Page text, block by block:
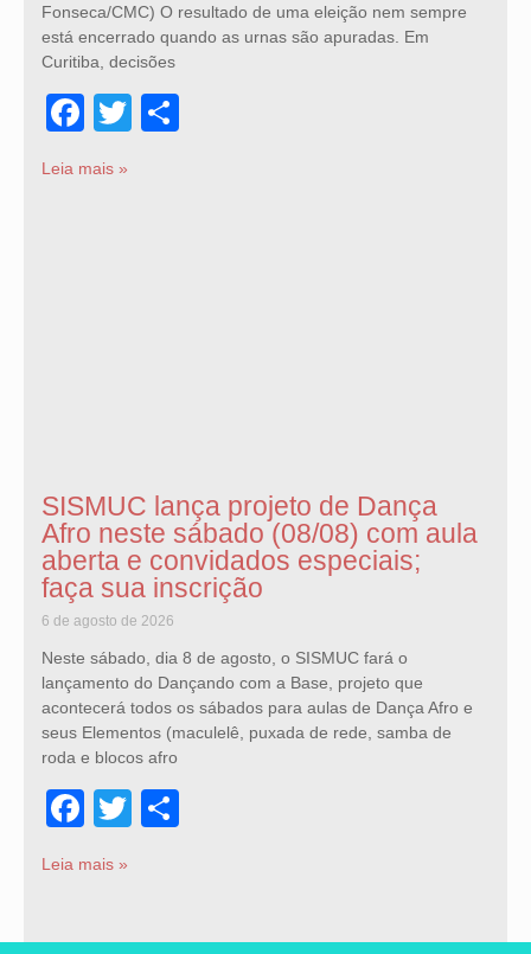
Fonseca/CMC) O resultado de uma eleição nem sempre
está encerrado quando as urnas são apuradas. Em
Curitiba, decisões
Facebook
Twitter
Leia mais »
SISMUC lança projeto de Dança
Afro neste sábado (08/08) com aula
aberta e convidados especiais;
faça sua inscrição
6 de agosto de 2026
Neste sábado, dia 8 de agosto, o SISMUC fará o
lançamento do Dançando com a Base, projeto que
acontecerá todos os sábados para aulas de Dança Afro e
seus Elementos (maculelê, puxada de rede, samba de
roda e blocos afro
Facebook
Twitter
Leia mais »